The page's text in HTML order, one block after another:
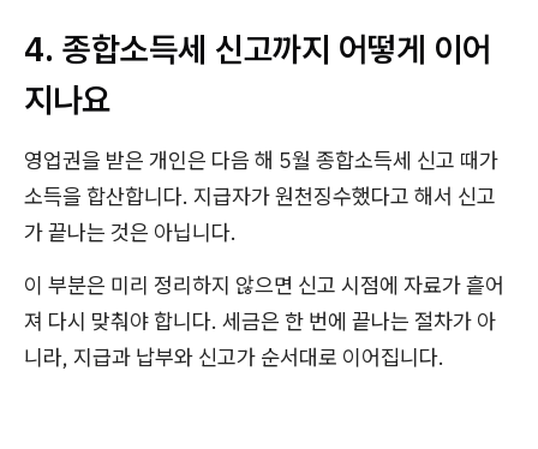
4. 종합소득세 신고까지 어떻게 이어
지나요
영업권을 받은 개인은 다음 해 5월 종합소득세 신고 때가
소득을 합산합니다. 지급자가 원천징수했다고 해서 신고
가 끝나는 것은 아닙니다.
이 부분은 미리 정리하지 않으면 신고 시점에 자료가 흩어
져 다시 맞춰야 합니다. 세금은 한 번에 끝나는 절차가 아
니라, 지급과 납부와 신고가 순서대로 이어집니다.